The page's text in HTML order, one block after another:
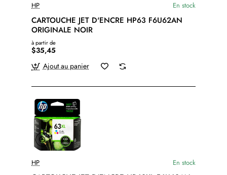
HP En stock
CARTOUCHE JET D'ENCRE HP63 F6U62AN
ORIGINALE NOIR
à partir de
$35,45
Ajout au panier
HP En stock